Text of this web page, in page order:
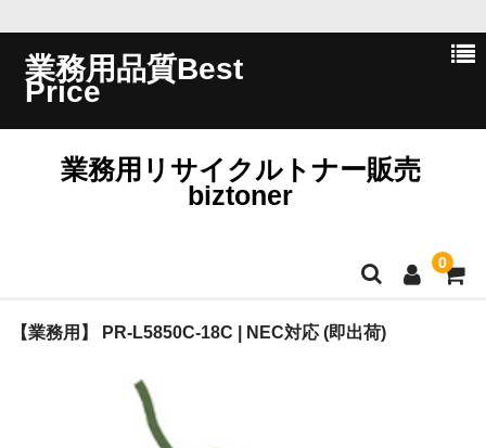
業務用品質Best
Price
業務用リサイクルトナー販売
biztoner
0
ホーム
【業務用】 PR-L5850C-18C | NEC対応 (即出荷)